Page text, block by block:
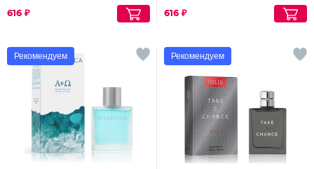
616 ₽ 616 ₽
Рекомендуем Рекомендуем